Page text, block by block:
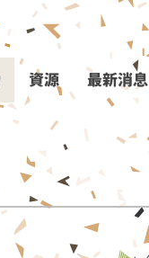
資源 最新消息